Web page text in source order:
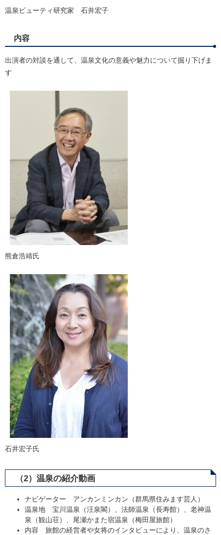
温泉ビューティ研究家 石井宏子
内容
出演者の対談を通して、温泉文化の意義や魅力について掘り下げま
す
熊倉浩靖氏
石井宏子氏
（2）温泉の紹介動画
ナビゲーター アンカンミンカン（群馬県住みます芸人）
温泉地 宝川温泉（汪泉閣）、法師温泉（長寿館）、老神温
泉（観山荘）、尾瀬かまた宿温泉（梅田屋旅館）
内容 旅館の経営者や女将のインタビューにより、温泉のさ